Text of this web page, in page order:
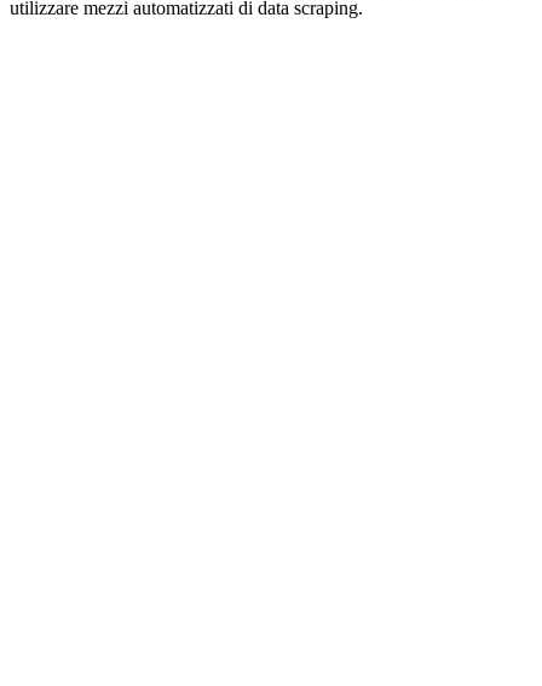
utilizzare mezzi automatizzati di data scraping.